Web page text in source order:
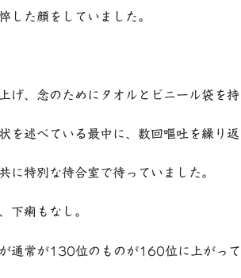
した顔をしていました。
げ、念のためにタオルとビニール袋を持
を述べている最中に、数回嘔吐を繰り
に特別な待合室で待っていました。
下痢もなし。
通常が130位のものが160位に上がって